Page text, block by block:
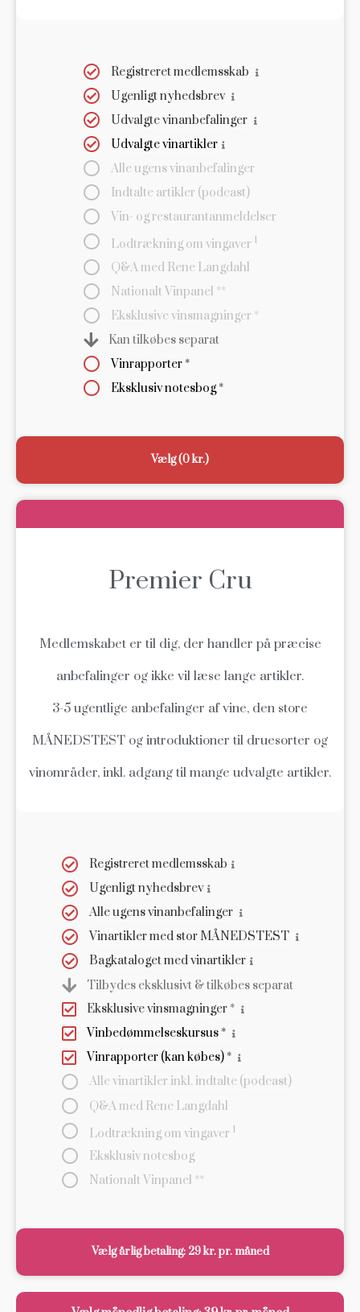
Registreret medlemsskab
Ugenligt nyhedsbrev
Udvalgte vinanbefalinger
Udvalgte vinartikler
Alle ugens vinanbefalinger
Indtalte artikler (podcast)
Vin- og restaurantanmeldelser
Lodtrækning om vingaver 1
Q&A med Rene Langdahl
Nationalt Vinpanel **
Eksklusive vinsmagninger *
Kan tilkøbes separat
Vinrapporter *
Eksklusiv notesbog *
Vælg (0 kr.)
Premier Cru
Medlemskabet er til dig, der handler på præcise
anbefalinger og ikke vil læse lange artikler.
3-5 ugentlige anbefalinger af vine, den store
MÅNEDSTEST og introduktioner til druesorter og
vinområder, inkl. adgang til mange udvalgte artikler.
Registreret medlemsskab
Ugenligt nyhedsbrev
Alle ugens vinanbefalinger
Vinartikler med stor MÅNEDSTEST
Bagkataloget med vinartikler
Tilbydes eksklusivt & tilkøbes separat
Eksklusive vinsmagninger *
Vinbedømmelseskursus *
Vinrapporter (kan købes) *
Alle vinartikler inkl. indtalte (podcast)
Q&A med Rene Langdahl
Lodtrækning om vingaver 1
Eksklusiv notesbog
Nationalt Vinpanel **
Vælg årlig betaling: 29 kr. pr. måned